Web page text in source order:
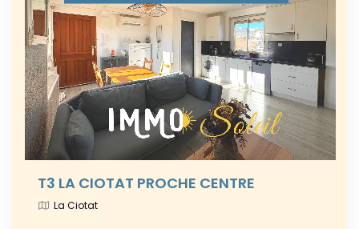
T3 LA CIOTAT PROCHE CENTRE
La Ciotat